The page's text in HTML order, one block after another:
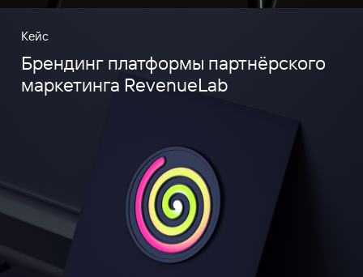
Кейс
Брендинг платформы партнёрского
маркетинга RevenueLab